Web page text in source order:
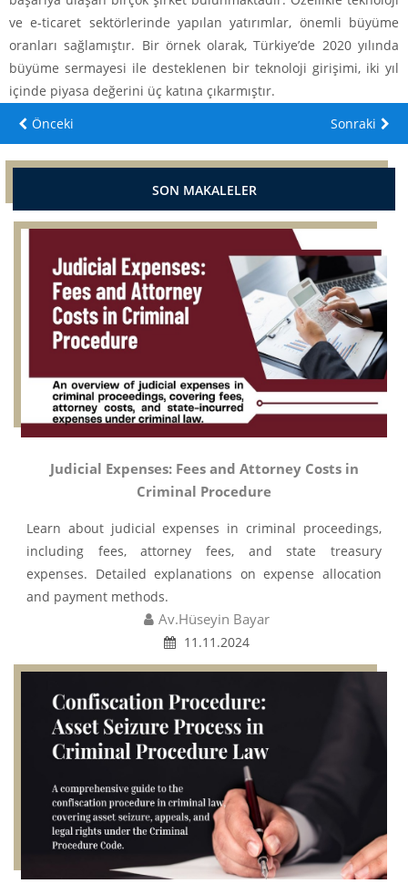
ve e-ticaret sektörlerinde yapılan yatırımlar, önemli büyüme
oranları sağlamıştır. Bir örnek olarak, Türkiye’de 2020 yılında
büyüme sermayesi ile desteklenen bir teknoloji girişimi, iki yıl
içinde piyasa değerini üç katına çıkarmıştır.
Önceki
Sonraki
SON MAKALELER
Judicial Expenses: Fees and Attorney Costs in
Criminal Procedure
Learn about judicial expenses in criminal proceedings,
including fees, attorney fees, and state treasury
expenses. Detailed explanations on expense allocation
and payment methods.
Av.Hüseyin Bayar
11.11.2024